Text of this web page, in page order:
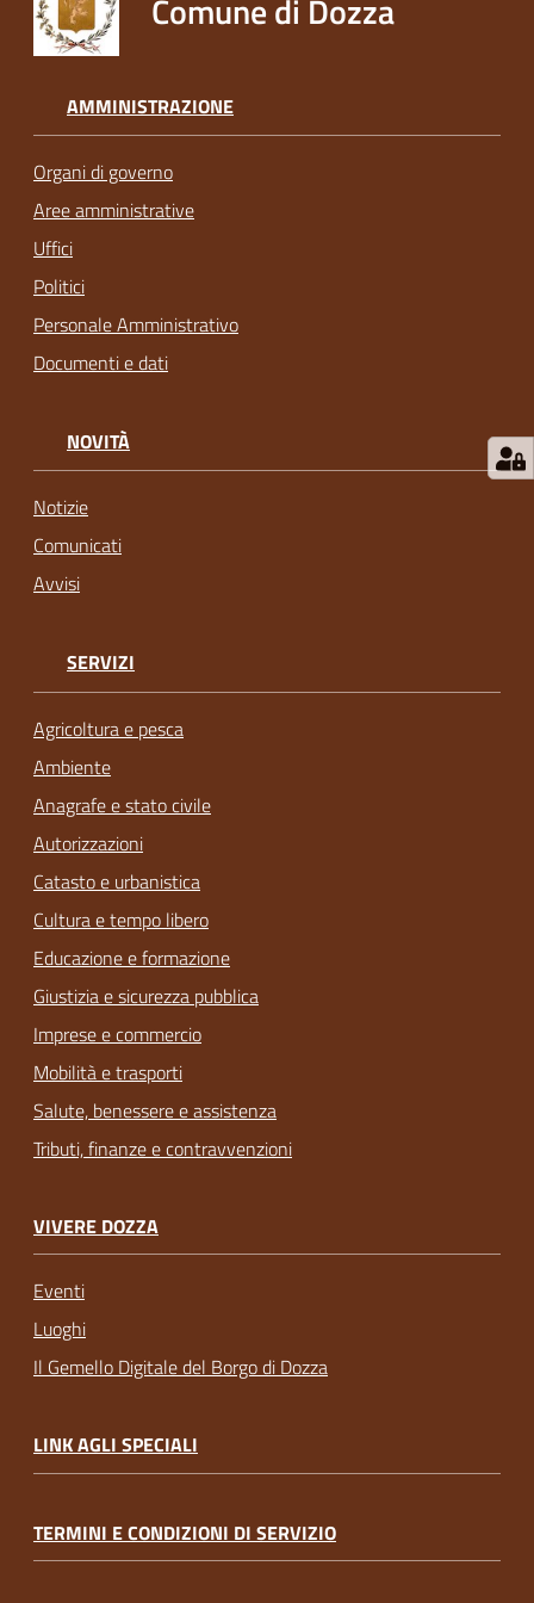
Comune di Dozza
AMMINISTRAZIONE
Organi di governo
Aree amministrative
Uffici
Politici
Personale Amministrativo
Documenti e dati
NOVITÀ
Notizie
Comunicati
Avvisi
SERVIZI
Agricoltura e pesca
Ambiente
Anagrafe e stato civile
Autorizzazioni
Catasto e urbanistica
Cultura e tempo libero
Educazione e formazione
Giustizia e sicurezza pubblica
Imprese e commercio
Mobilità e trasporti
Salute, benessere e assistenza
Tributi, finanze e contravvenzioni
VIVERE DOZZA
Eventi
Luoghi
Il Gemello Digitale del Borgo di Dozza
LINK AGLI SPECIALI
TERMINI E CONDIZIONI DI SERVIZIO